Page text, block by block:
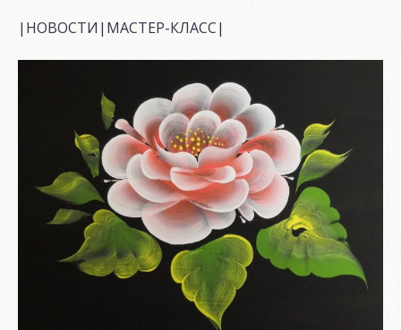
|НОВОСТИ|МАСТЕР-КЛАСС|